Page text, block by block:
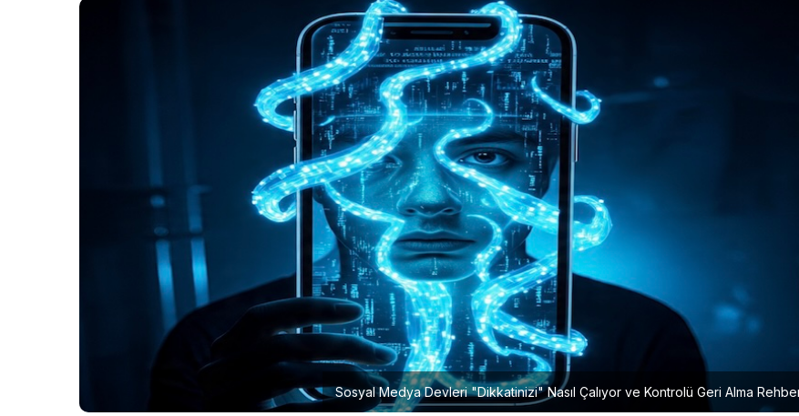
Sosyal Medya Devleri "Dikkatinizi" Nasıl Çalıyor ve Kontrolü Geri Alma